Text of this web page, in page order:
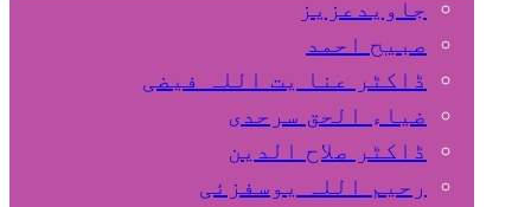
جاویدعزیز
صبیح احمد
ڈاکٹر عنا یت اللہ فیضی
ضیاء الحق سرحدی
ڈاکٹر صلاح الدین
رحیم اللہ یوسفزئی